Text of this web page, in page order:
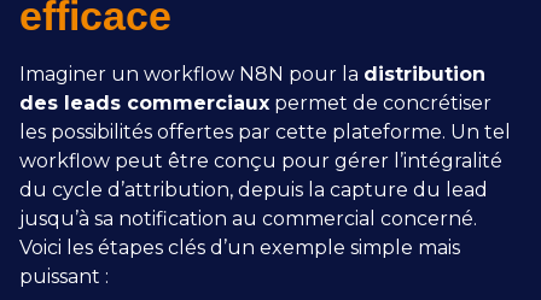
efficace
Imaginer un workflow N8N pour la distribution
des leads commerciaux permet de concrétiser
les possibilités offertes par cette plateforme. Un tel
workflow peut être conçu pour gérer l’intégralité
du cycle d’attribution, depuis la capture du lead
jusqu’à sa notification au commercial concerné.
Voici les étapes clés d’un exemple simple mais
puissant :